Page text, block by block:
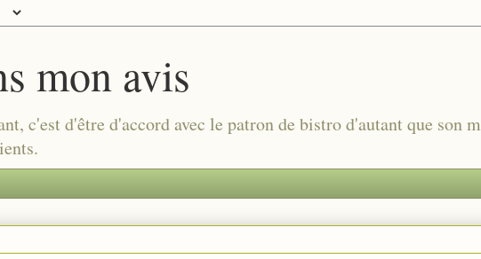
mon avis
c'est d'être d'accord avec le patron de bistro d'autant que son